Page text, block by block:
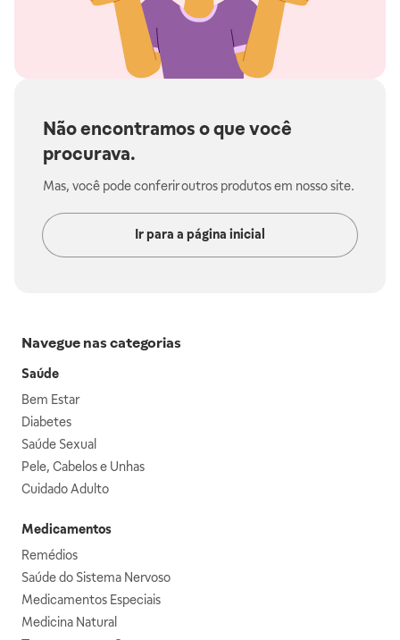
Não encontramos o que você
procurava.
Mas, você pode conferir outros produtos em nosso site.
Ir para a página inicial
Navegue nas categorias
Saúde
Bem Estar
Diabetes
Saúde Sexual
Pele, Cabelos e Unhas
Cuidado Adulto
Medicamentos
Remédios
Saúde do Sistema Nervoso
Medicamentos Especiais
Medicina Natural